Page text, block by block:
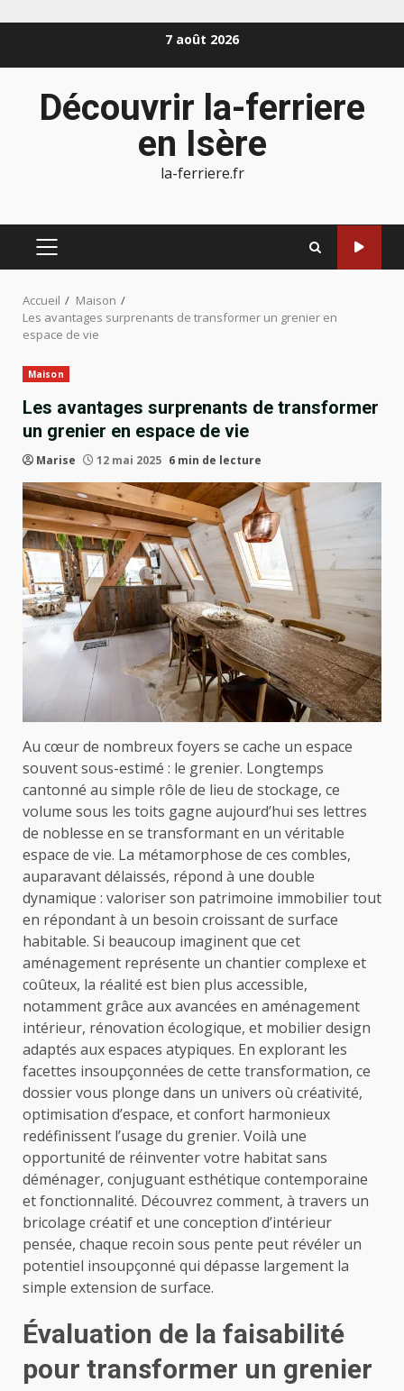
7 août 2026
Découvrir la-ferriere
en Isère
la-ferriere.fr
MENU
Accueil
Maison
Les avantages surprenants de transformer un grenier en
espace de vie
Maison
Les avantages surprenants de transformer
un grenier en espace de vie
Marise 12 mai 2025 6 min de lecture
Au cœur de nombreux foyers se cache un espace
souvent sous-estimé : le grenier. Longtemps
cantonné au simple rôle de lieu de stockage, ce
volume sous les toits gagne aujourd’hui ses lettres
de noblesse en se transformant en un véritable
espace de vie. La métamorphose de ces combles,
auparavant délaissés, répond à une double
dynamique : valoriser son patrimoine immobilier tout
en répondant à un besoin croissant de surface
habitable. Si beaucoup imaginent que cet
aménagement représente un chantier complexe et
coûteux, la réalité est bien plus accessible,
notamment grâce aux avancées en aménagement
intérieur, rénovation écologique, et mobilier design
adaptés aux espaces atypiques. En explorant les
facettes insoupçonnées de cette transformation, ce
dossier vous plonge dans un univers où créativité,
optimisation d’espace, et confort harmonieux
redéfinissent l’usage du grenier. Voilà une
opportunité de réinventer votre habitat sans
déménager, conjuguant esthétique contemporaine
et fonctionnalité. Découvrez comment, à travers un
bricolage créatif et une conception d’intérieur
pensée, chaque recoin sous pente peut révéler un
potentiel insoupçonné qui dépasse largement la
simple extension de surface.
Évaluation de la faisabilité
pour transformer un grenier